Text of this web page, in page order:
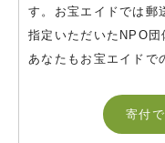
す。お宝エイドでは郵
指定いただいたNPO団
あなたもお宝エイドで
寄付